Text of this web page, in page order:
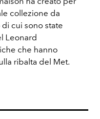
collezione da
cui sono state
Leonard
che hanno
ribalta del Met.